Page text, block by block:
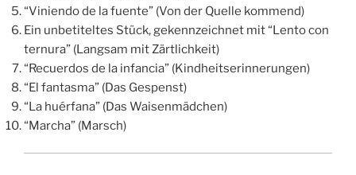
“Viniendo de la fuente” (Von der Quelle kommend)
Ein unbetiteltes Stück, gekennzeichnet mit “Lento con
ternura” (Langsam mit Zärtlichkeit)
“Recuerdos de la infancia” (Kindheitserinnerungen)
“El fantasma” (Das Gespenst)
“La huérfana” (Das Waisenmädchen)
“Marcha” (Marsch)